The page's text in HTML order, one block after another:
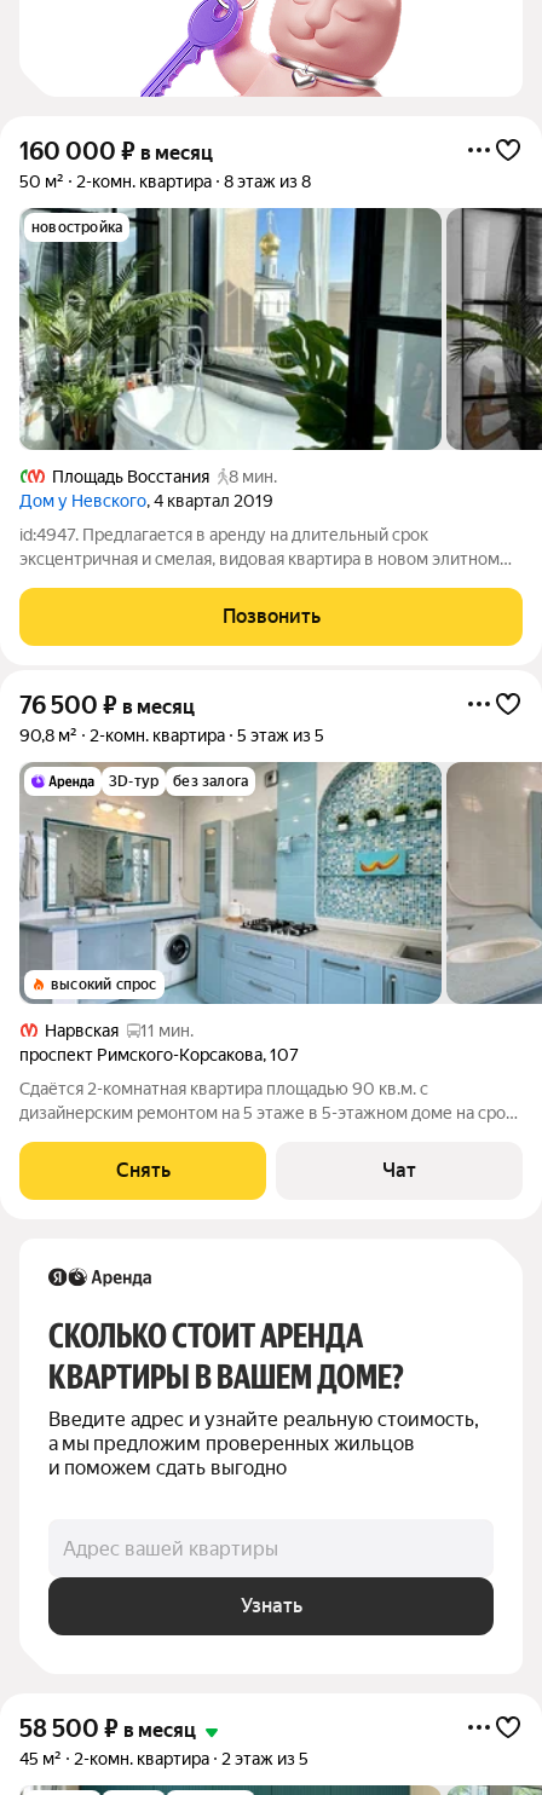
160 000 ₽ в месяц
50 м² 2-комн. квартира 8 этаж из 8
новостройка
Площадь Восстания
8 мин.
Дом у Невского, 4 квартал 2019
id:4947. Предлагается в аренду на длительный срок
эксцентричная и смелая, видовая квартира в новом элитном
32 кв.м с восхитительными видами на собор. Произведен
дизайнерский ремонт. Благодаря
Позвонить
76 500 ₽ в месяц
90,8 м² 2-комн. квартира 5 этаж из 5
3D-тур без залога
высокий спрос
Нарвская
11 мин.
проспект Римского-Корсакова,107
Сдаётся 2-комнатная квартира площадью 90 кв.м. с
дизайнерским ремонтом на 5 этаже в 5-этажном доме на срок
Стиральная машина Холодильник Посудомоечная машина
Снять Чат
СКОЛЬКО СТОИТ АРЕНДА
КВАРТИРЫ В ВАШЕМ ДОМЕ?
Введите адрес и узнайте реальную стоимость,
а мы предложим проверенных жильцов
и поможем сдать выгодно
Адрес вашей квартиры
Узнать
58 500 ₽ в месяц
45 м² 2-комн. квартира 2 этаж из 5